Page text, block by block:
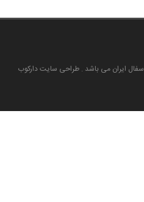
ایران می باشد . طراحی سایت دارکوب